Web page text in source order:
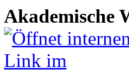
Akademische